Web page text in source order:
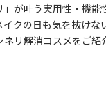
が叶う実用性・機能
クの日も気を抜けな
ネリ解消コスメをご紹